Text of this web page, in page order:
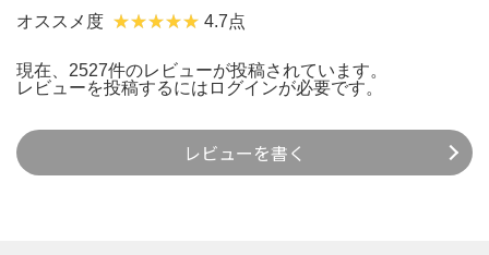
オススメ度 4.7点
現在、2527件のレビューが投稿されています。
レビューを投稿するには ログインが必要です。
レビューを書く